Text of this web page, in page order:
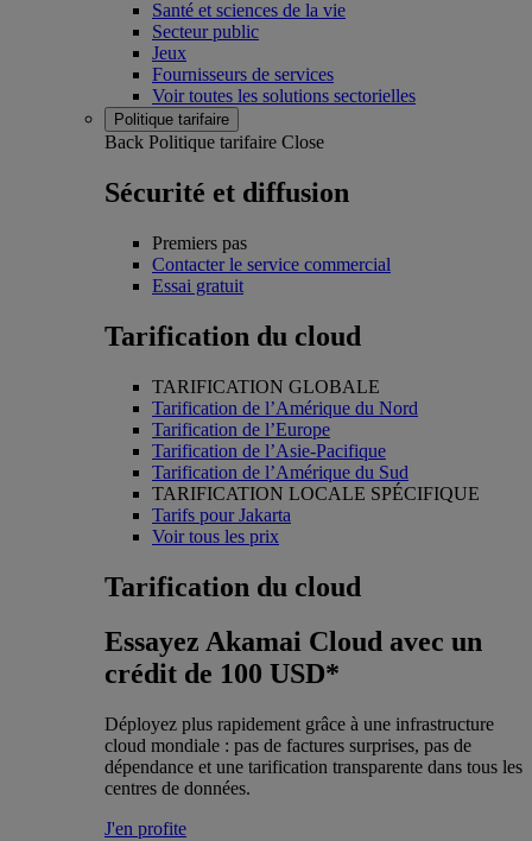
Santé et sciences de la vie
Secteur public
Jeux
Fournisseurs de services
Voir toutes les solutions sectorielles
Politique tarifaire
Back Politique tarifaire Close
Sécurité et diffusion
Premiers pas
Contacter le service commercial
Essai gratuit
Tarification du cloud
TARIFICATION GLOBALE
Tarification de l’Amérique du Nord
Tarification de l’Europe
Tarification de l’Asie-Pacifique
Tarification de l’Amérique du Sud
TARIFICATION LOCALE SPÉCIFIQUE
Tarifs pour Jakarta
Voir tous les prix
Tarification du cloud
Essayez Akamai Cloud avec un
crédit de 100 USD*
Déployez plus rapidement grâce à une infrastructure
cloud mondiale : pas de factures surprises, pas de
dépendance et une tarification transparente dans tous les
centres de données.
J'en profite